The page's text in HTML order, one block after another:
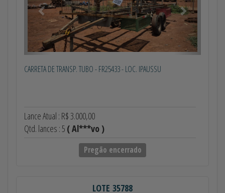
CARRETA DE TRANSP. TUBO - FR25433 - LOC. IPAUSSU
Lance Atual : R$ 3.000,00
Qtd. lances : 5 ( Al***vo )
Pregão encerrado
LOTE 35788